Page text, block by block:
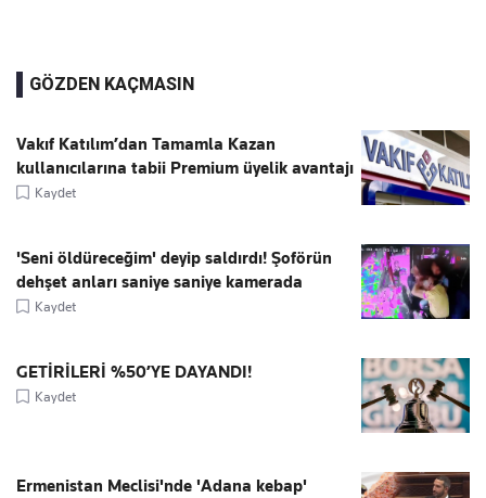
GÖZDEN KAÇMASIN
Vakıf Katılım’dan Tamamla Kazan
kullanıcılarına tabii Premium üyelik avantajı
Kaydet
'Seni öldüreceğim' deyip saldırdı! Şoförün
dehşet anları saniye saniye kamerada
Kaydet
GETİRİLERİ %50’YE DAYANDI!
Kaydet
Ermenistan Meclisi'nde 'Adana kebap'